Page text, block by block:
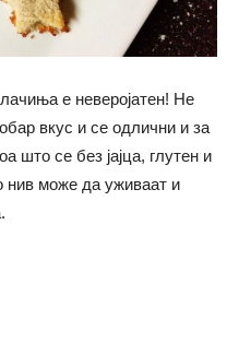
е неверојатен! Не
вкус и се одлични и за
што се без јајца, глутен и
нив може да уживаат и